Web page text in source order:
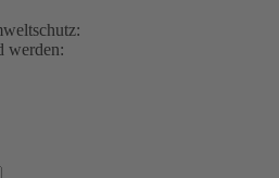
werden: